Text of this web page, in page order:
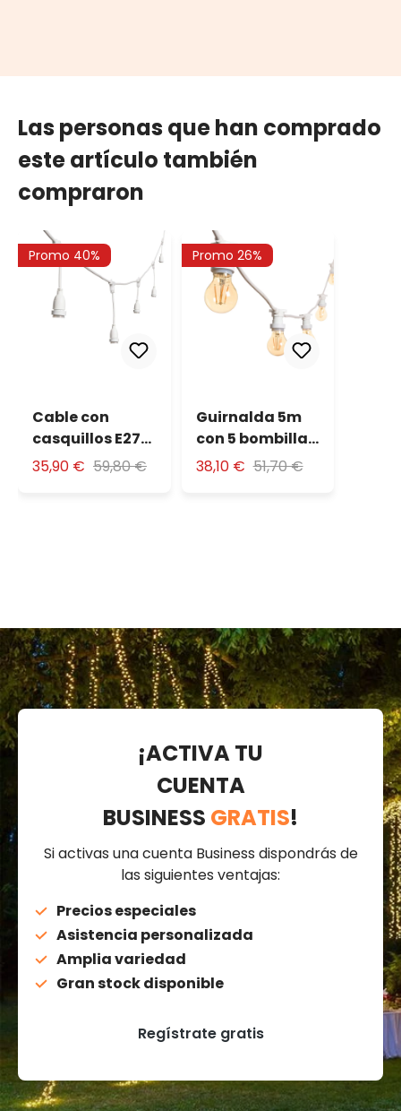
Las personas que han comprado
este artículo también
compraron
Promo 40%
Cable con
casquillos E27
colgantes
35,90 € 59,80 €
Promo 26%
Guirnalda 5m
con 5 bombillas
led de 4W
38,10 € 51,70 €
¡ACTIVA TU
CUENTA
BUSINESS GRATIS!
Si activas una cuenta Business dispondrás de
las siguientes ventajas:
Precios especiales
Asistencia personalizada
Amplia variedad
Gran stock disponible
Regístrate gratis